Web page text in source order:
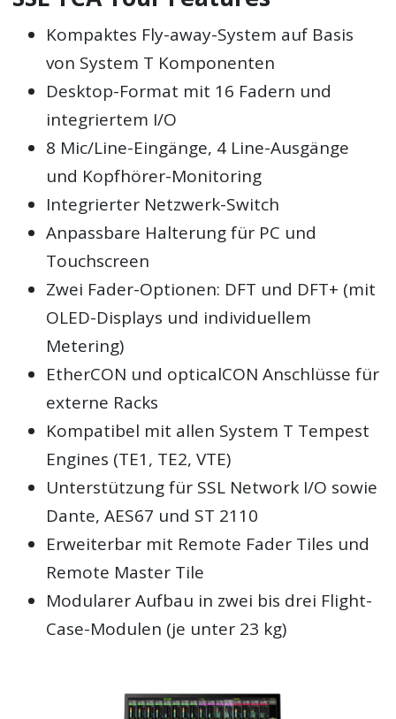
Kompaktes Fly-away-System auf Basis
von System T Komponenten
Desktop-Format mit 16 Fadern und
integriertem I/O
8 Mic/Line-Eingänge, 4 Line-Ausgänge
und Kopfhörer-Monitoring
Integrierter Netzwerk-Switch
Anpassbare Halterung für PC und
Touchscreen
Zwei Fader-Optionen: DFT und DFT+ (mit
OLED-Displays und individuellem
Metering)
EtherCON und opticalCON Anschlüsse für
externe Racks
Kompatibel mit allen System T Tempest
Engines (TE1, TE2, VTE)
Unterstützung für SSL Network I/O sowie
Dante, AES67 und ST 2110
Erweiterbar mit Remote Fader Tiles und
Remote Master Tile
Modularer Aufbau in zwei bis drei Flight-
Case-Modulen (je unter 23 kg)